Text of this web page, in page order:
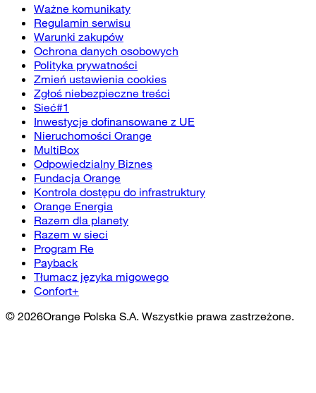
Ważne komunikaty
Regulamin serwisu
Warunki zakupów
Ochrona danych osobowych
Polityka prywatności
Zmień ustawienia cookies
Zgłoś niebezpieczne treści
Sieć#1
Inwestycje dofinansowane z UE
Nieruchomości Orange
MultiBox
Odpowiedzialny Biznes
Fundacja Orange
Kontrola dostępu do infrastruktury
Orange Energia
Razem dla planety
Razem w sieci
Program Re
Payback
Tłumacz języka migowego
Confort+
© 2026Orange Polska S.A. Wszystkie prawa zastrzeżone.